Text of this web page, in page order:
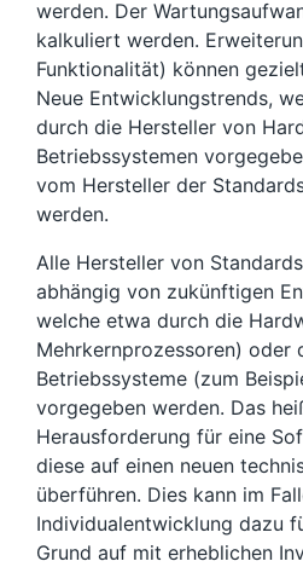
werden. Der
kalkuliert werden.
Funktionalität) können
Neue Entwicklungstrends,
durch die Hersteller von
Betriebssystemen
vom Hersteller der
werden.
Alle Hersteller von
abhängig von zukünftigen
welche etwa durch die
Mehrkernprozessoren) oder
Betriebssysteme (zum
vorgegeben werden. Das
Herausforderung für eine
diese auf einen neuen
überführen. Dies kann im
Individualentwicklung dazu
Grund auf mit erheblichen